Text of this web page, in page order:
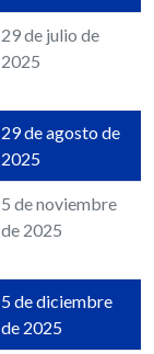
29 de julio de
2025
29 de agosto de
2025
5 de noviembre
de 2025
5 de diciembre
de 2025